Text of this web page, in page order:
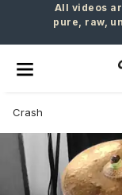
All videos
pure, raw,
Crash